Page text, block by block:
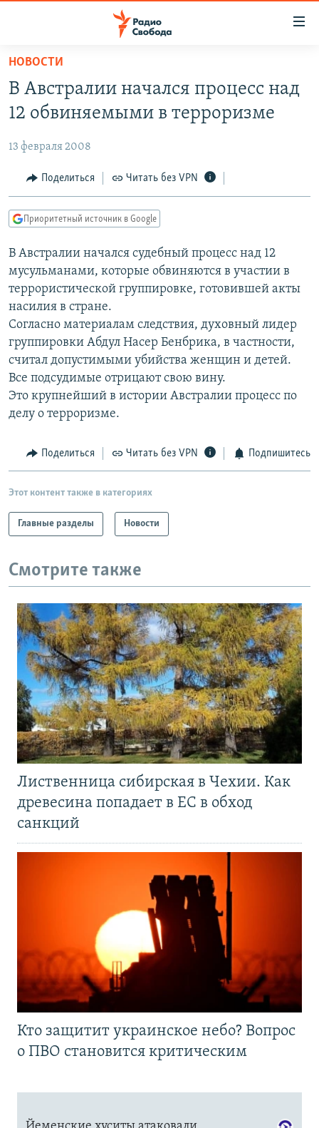
упрощенного
доступа
Вернуться
основному
Вернутся
главной
навигации
Вернутся
поиску
ПОДКАСТЫ
ЦИТАТЫ СВОБОДЫ
МНЕНИЯ
IDEL.РЕАЛИИ
КАВКАЗ.РЕАЛИИ
СЕВЕР.РЕАЛИИ
СИБИРЬ.РЕАЛИИ
РАСПИСАНИЕ ВЕЩАНИЯ
ПОДПИШИТЕСЬ НА РАССЫЛКУ
СОЦИАЛЬНЫЕ СЕТИ
Все сайты РСЕ/РС
НОВОСТИ
В Австралии начался процесс над
12 обвиняемыми в терроризме
13 февраля 2008
Поделиться Читать без VPN
Приоритетный источник в Google
В Австралии начался судебный процесс над 12
мусульманами, которые обвиняются в участии в
террористической группировке, готовившей акты
насилия в стране.
Согласно материалам следствия, духовный лидер
группировки Абдул Насер Бенбрика, в частности,
считал допустимыми убийства женщин и детей.
Все подсудимые отрицают свою вину.
Это крупнейший в истории Австралии процесс по
делу о терроризме.
Поделиться Читать без VPN Подпишитесь
Этот контент также в категориях
Главные разделы Новости
Смотрите также
Лиственница сибирская в Чехии. Как
древесина попадает в ЕС в обход
санкций
Кто защитит украинское небо? Вопрос
о ПВО становится критическим